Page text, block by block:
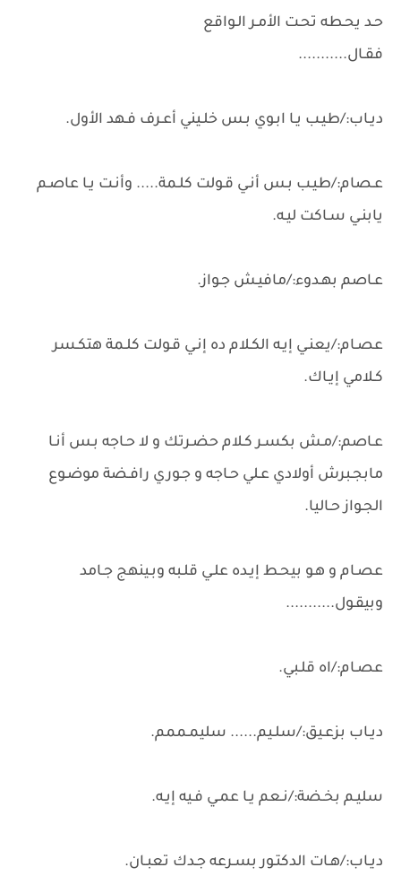
حـد يحـطه تحـت الأمـر الـواقع
فقـال...........
ديـاب:/طيـب يـا ابـوي بـس خلـيني أعـرف فـهد الأول.
عـصام:/طيـب بـس أنـي قـولت كلـمة..... وأنـت يـا عاصـم
يابنـي سـاكت ليـه.
عـاصم بهـدوء:/مافيـش جـواز.
عصـام:/يعنـي إيـه الكـلام ده إنـي قـولت كلـمة هتكـسر
كـلامي إيـاك.
عـاصم:/مـش بكسـر كـلام حضـرتك و لا حـاجه بـس أنـا
مابجـبرش أولادي عـلي حـاجه و جـوري رافـضة موضـوع
الجـواز حـاليا.
عصـام و هـو بيحـط إيـده علـي قلـبه وبـينهج جـامد
وبيقـول...........
عصـام:/اه قلـبي.
ديـاب بزعـيق:/سلـيم...... سليمـممم.
سليـم بخـضة:/نـعم يـا عمـي فـيه إيـه.
ديـاب:/هـات الدكتـور بسـرعه جـدك تعبـان.